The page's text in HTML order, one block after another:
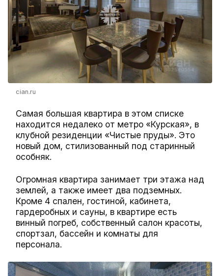
cian.ru
Самая большая квартира в этом списке
находится недалеко от метро «Курская», в
клубной резиденции «Чистые пруды». Это
новый дом, стилизованный под старинный
особняк.
Огромная квартира занимает три этажа над
землей, а также имеет два подземных.
Кроме 4 спален, гостиной, кабинета,
гардеробных и сауны, в квартире есть
винный погреб, собственный салон красоты,
спортзал, бассейн и комнаты для
персонала.